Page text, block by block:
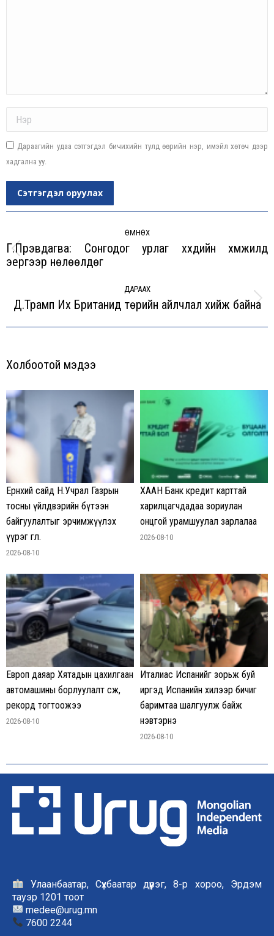
Дараагийн удаа сэтгэгдэл бичихийн тулд өөрийн нэр, имэйл хөтөч дээр
хадгална уу.
Сэтгэгдэл оруулах
ӨМНӨХ
Previous
Г.Пүрэвдагва: Сонгодог урлаг хүүхдийн хүмүүжилд
эергээр нөлөөлдөг
ДАРААХ
Next
Д.Трамп Их Британид төрийн айлчлал хийж байна
Холбоотой мэдээ
Ерөнхий сайд Н.Учрал Газрын
тосны үйлдвэрийн бүтээн
байгуулалтыг эрчимжүүлэх
үүрэг өглөө.
2026-08-10
ХААН Банк кредит карттай
харилцагчдадаа зориулан
онцгой урамшуулал зарлалаа
2026-08-10
Европ даяар Хятадын цахилгаан
автомашины борлуулалт өсөж,
рекорд тогтоожээ
2026-08-10
Италиас Испанийг зорьж буй
иргэд Испанийн хилээр бичиг
баримтаа шалгуулж байж
нэвтэрнэ
2026-08-10
Улаанбаатар, Сүхбаатар дүүрэг, 8-р хороо, Эрдэм
тауэр 1201 тоот
medee@urug.mn
7600 2244